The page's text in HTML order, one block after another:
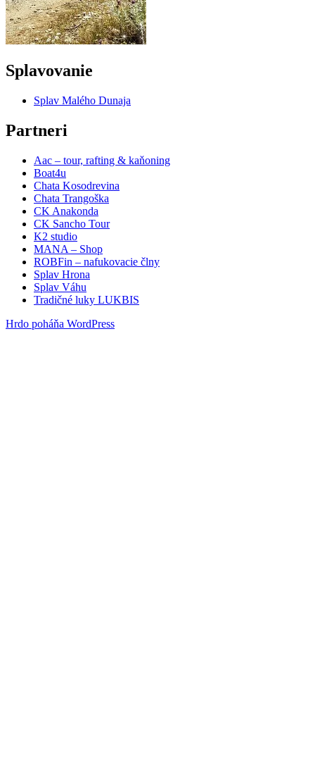
Splavovanie
Splav Malého Dunaja
Partneri
Aac – tour, rafting & kaňoning
Boat4u
Chata Kosodrevina
Chata Trangoška
CK Anakonda
CK Sancho Tour
K2 studio
MANA – Shop
ROBFin – nafukovacie člny
Splav Hrona
Splav Váhu
Tradičné luky LUKBIS
Hrdo poháňa WordPress